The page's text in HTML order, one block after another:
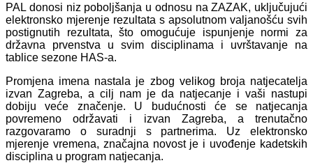
PAL donosi niz poboljšanja u odnosu na ZAZAK, uključujući
elektronsko mjerenje rezultata s apsolutnom valjanošću svih
postignutih rezultata, što omogućuje ispunjenje normi za
državna prvenstva u svim disciplinama i uvrštavanje na
tablice sezone HAS-a.
Promjena imena nastala je zbog velikog broja natjecatelja
izvan Zagreba, a cilj nam je da natjecanje i vaši nastupi
dobiju veće značenje. U budućnosti će se natjecanja
povremeno održavati i izvan Zagreba, a trenutačno
razgovaramo o suradnji s partnerima. Uz elektronsko
mjerenje vremena, značajna novost je i uvođenje kadetskih
disciplina u program natjecanja.